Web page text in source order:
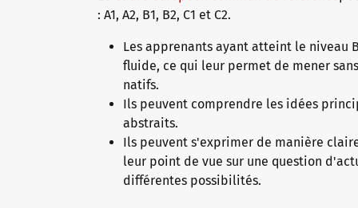
: A1, A2, B1, B2, C1 et C2.
Les apprenants ayant atteint le niveau
fluide, ce qui leur permet de mener
natifs.
Ils peuvent comprendre les idées
abstraits.
Ils peuvent s'exprimer de manière
leur point de vue sur une question
différentes possibilités.